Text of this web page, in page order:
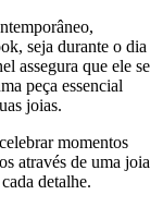
seja durante o dia
assegura que ele se
peça essencial
joias.
momentos
através de uma joia
detalhe.